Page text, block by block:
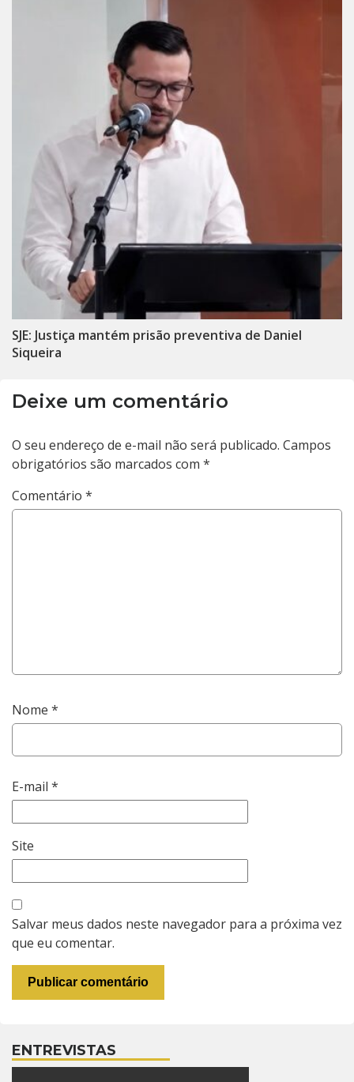
SJE: Justiça mantém prisão preventiva de Daniel
Siqueira
Deixe um comentário
O seu endereço de e-mail não será publicado. Campos
obrigatórios são marcados com *
Comentário *
Nome *
E-mail *
Site
Salvar meus dados neste navegador para a próxima vez
que eu comentar.
ENTREVISTAS